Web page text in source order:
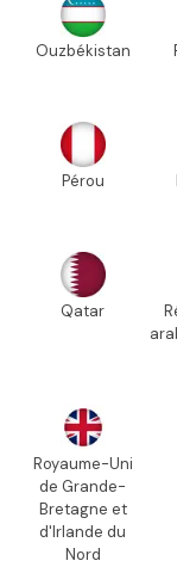
Ouzbékistan
Pérou
Qatar
Royaume-Uni
de Grande-
Bretagne et
d'Irlande du
Nord